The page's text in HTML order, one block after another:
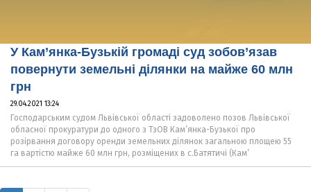
У Кам’янка-Бузькій громаді суд зобов’язав
повернути земельні ділянки на майже 60 млн
грн
29.04.2021 13:24
Господарським судом Львівської області задоволено позов Львівської
обласної прокуратури до одного з ТзОВ Кам’янка-Бузької про
розірвання договору оренди земельних ділянок загальною площею 55
га вартістю майже 60 млн грн, розміщених в с.Батятичі (Кам’